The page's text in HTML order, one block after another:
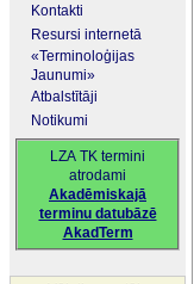
Kontakti
Resursi internetā
«Terminoloģijas
Jaunumi»
Atbalstītāji
Notikumi
LZA TK termini
atrodami
Akadēmiskajā
terminu datubāzē
AkadTerm